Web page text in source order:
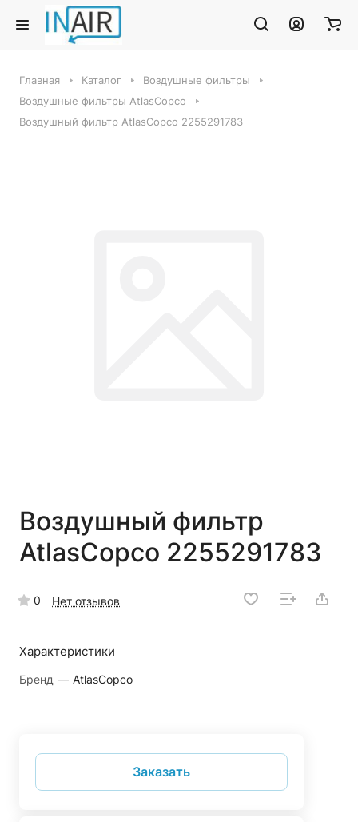
Главная Каталог
Воздушные фильтры
Воздушные фильтры AtlasCopco
Воздушный фильтр AtlasCopco 2255291783
Воздушный фильтр
AtlasCopco 2255291783
0 Нет отзывов
Характеристики
Бренд — AtlasCopco
Заказать